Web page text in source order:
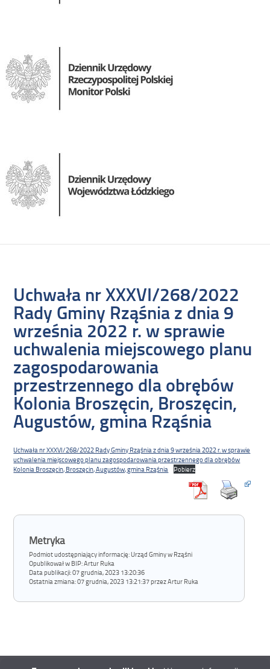
Uchwała nr XXXVI/268/2022
Rady Gminy Rząśnia z dnia 9
września 2022 r. w sprawie
uchwalenia miejscowego planu
zagospodarowania
przestrzennego dla obrębów
Kolonia Broszęcin, Broszęcin,
Augustów, gmina Rząśnia
Uchwała nr XXXVI/268/2022 Rady Gminy Rząśnia z dnia 9 września 2022 r. w sprawie
uchwalenia miejscowego planu zagospodarowania przestrzennego dla obrębów
Kolonia Broszęcin, Broszęcin, Augustów, gmina Rząśnia
Pobierz
Metryka
Podmiot udostępniający informację: Urząd Gminy w Rząśni
Opublikował w BIP:Artur Ruka
Data publikacji:07 grudnia, 2023 13:20:36
Ostatnia zmiana:07 grudnia, 2023 13:21:37 przez Artur Ruka